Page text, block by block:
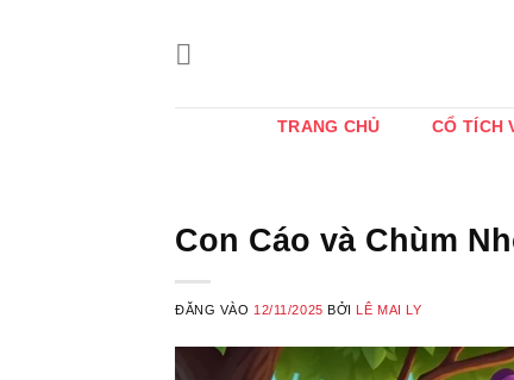
TRANG CHỦ CỔ TÍCH
Con Cáo và Chùm
ĐĂNG VÀO 12/11/2025 BỞI LÊ MAI LY